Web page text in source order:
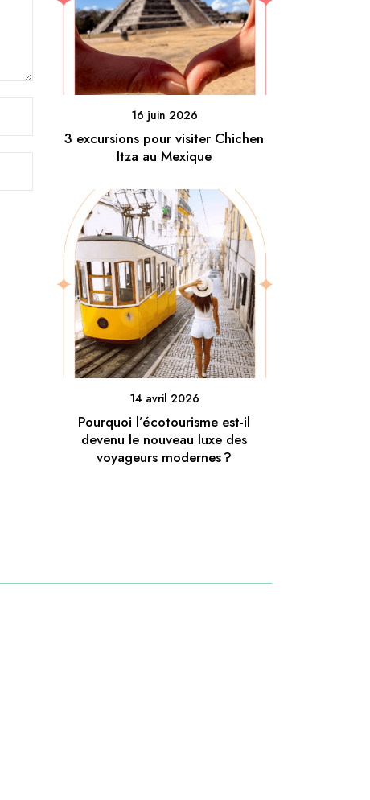
16 juin 2026
3 excursions pour visiter Chichen
Itza au Mexique
14 avril 2026
Pourquoi l’écotourisme est-il
devenu le nouveau luxe des
voyageurs modernes ?